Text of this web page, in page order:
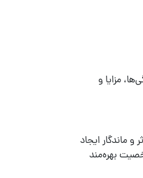
مزایا و
ماندگار ایجاد
بهره‌مند